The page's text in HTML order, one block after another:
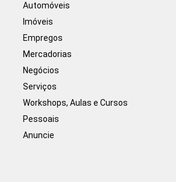
Automóveis
Imóveis
Empregos
Mercadorias
Negócios
Serviços
Workshops, Aulas e Cursos
Pessoais
Anuncie